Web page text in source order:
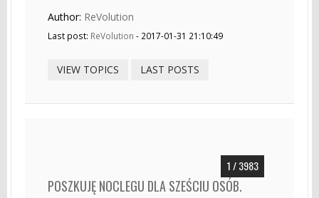
Author: ReVolution
Last post: ReVolution - 2017-01-31 21:10:49
VIEW TOPICS LAST POSTS
1 / 3983
POSZKUJĘ NOCLEGU DLA SZEŚCIU OSÓB.